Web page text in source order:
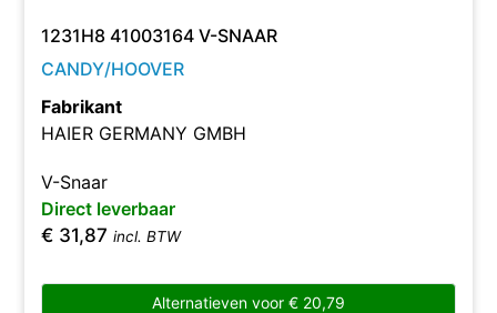
1231H8 41003164 V-SNAAR
CANDY/HOOVER
Fabrikant
HAIER GERMANY GMBH
V-Snaar
Direct leverbaar
€ 31,87 incl. BTW
Alternatieven voor € 20,79